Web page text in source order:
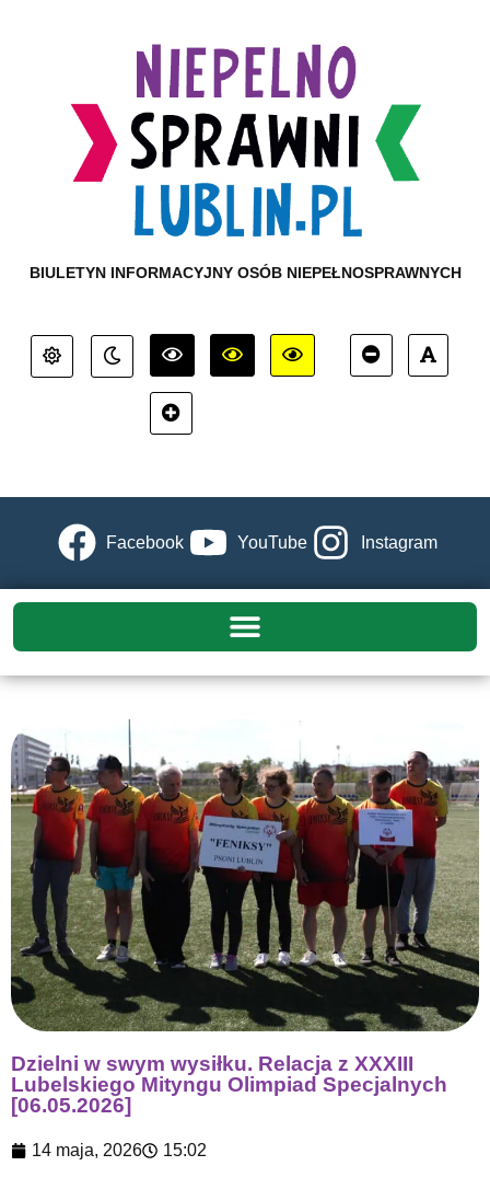
BIULETYN INFORMACYJNY OSÓB NIEPEŁNOSPRAWNYCH
Facebook YouTube Instagram
Dzielni w swym wysiłku. Relacja z XXXIII
Lubelskiego Mityngu Olimpiad Specjalnych
[06.05.2026]
14 maja, 2026 15:02